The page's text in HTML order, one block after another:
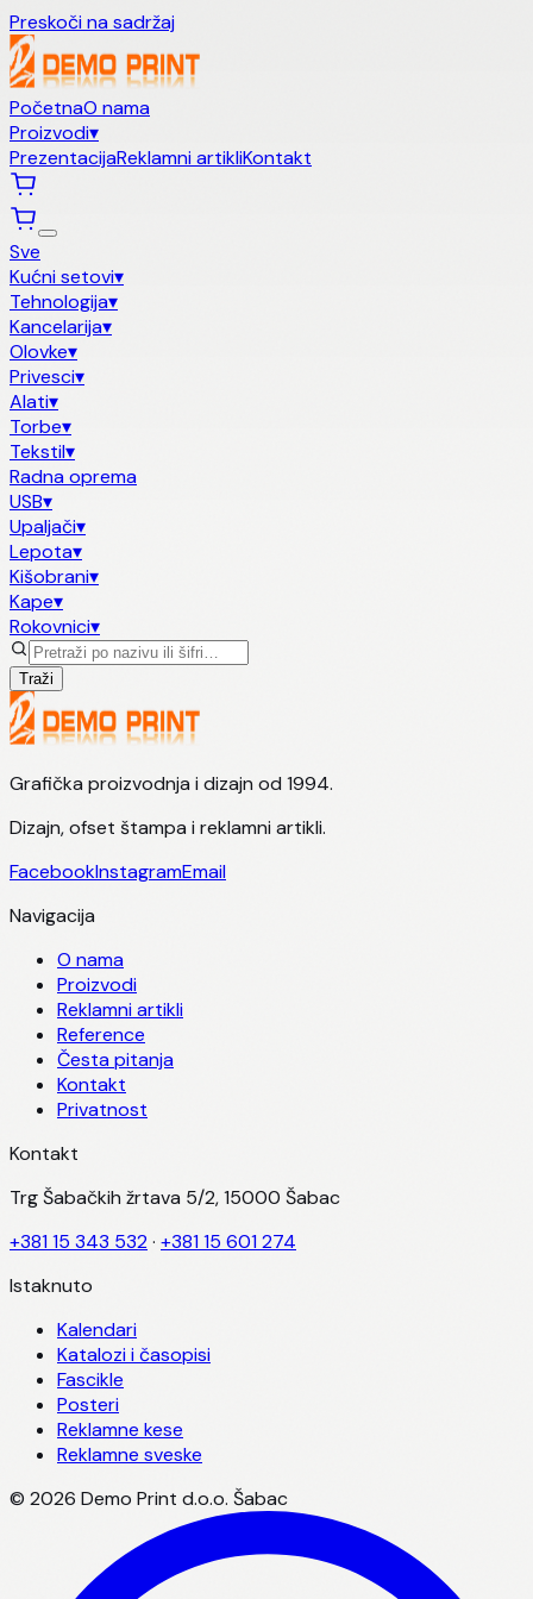
Preskoči na sadržaj
PočetnaO nama
Proizvodi▾
PrezentacijaReklamni artikliKontakt
Sve
Kućni setovi▾
Tehnologija▾
Kancelarija▾
Olovke▾
Privesci▾
Alati▾
Torbe▾
Tekstil▾
Radna oprema
USB▾
Upaljači▾
Lepota▾
Kišobrani▾
Kape▾
Rokovnici▾
Traži
Grafička proizvodnja i dizajn od 1994.
Dizajn, ofset štampa i reklamni artikli.
FacebookInstagramEmail
Navigacija
O nama
Proizvodi
Reklamni artikli
Reference
Česta pitanja
Kontakt
Privatnost
Kontakt
Trg Šabačkih žrtava 5/2, 15000 Šabac
+381 15 343 532· +381 15 601 274
Istaknuto
Kalendari
Katalozi i časopisi
Fascikle
Posteri
Reklamne kese
Reklamne sveske
© 2026 Demo Print d.o.o. Šabac